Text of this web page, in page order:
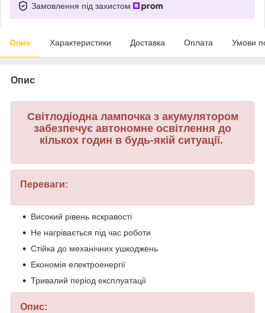
Замовлення під захистом
Опис Характеристики Доставка Оплата Умови
Опис
Світлодіодна лампочка з акумулятором
забезпечує автономне освітлення до
кількох годин в будь-якій ситуації.
Переваги:
Високий рівень яскравості
Не нагрівається під час роботи
Стійка до механічних ушкоджень
Економія електроенергії
Тривалий період експлуатації
Опис: